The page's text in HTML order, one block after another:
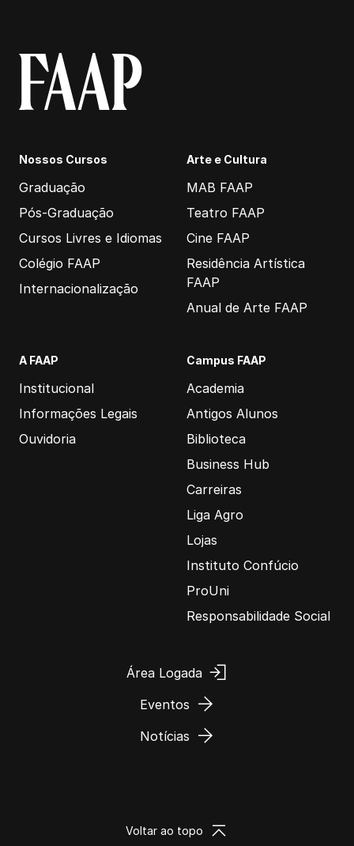
Nossos Cursos
Graduação
Pós-Graduação
Cursos Livres e Idiomas
Colégio FAAP
Internacionalização
Arte e Cultura
MAB FAAP
Teatro FAAP
Cine FAAP
Residência Artística
FAAP
Anual de Arte FAAP
A FAAP
Institucional
Informações Legais
Ouvidoria
Campus FAAP
Academia
Antigos Alunos
Biblioteca
Business Hub
Carreiras
Liga Agro
Lojas
Instituto Confúcio
ProUni
Responsabilidade Social
Área Logada
Eventos
Notícias
Voltar ao topo